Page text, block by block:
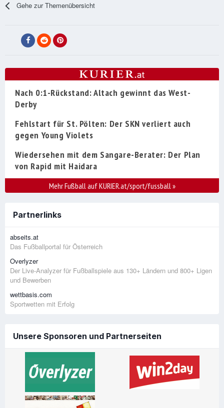
Gehe zur Themenübersicht
Nach 0:1-Rückstand: Altach gewinnt das West-
Derby
Fehlstart für St. Pölten: Der SKN verliert auch
gegen Young Violets
Wiedersehen mit dem Sangare-Berater: Der Plan
von Rapid mit Haidara
Mehr Fußball auf KURIER.at/sport/fussball»
Partnerlinks
abseits.at
Das Fußballportal für Österreich
Overlyzer
Der Live-Analyzer für Fußballspiele aus 130+ Ländern und 800+ Ligen
und Bewerben
wettbasis.com
Sportwetten mit Erfolg
Unsere Sponsoren und Partnerseiten